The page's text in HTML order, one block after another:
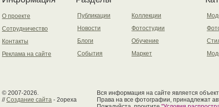
О проекте
Сотрудничество
Контакты
Реклама на сайте
Публикации
Новости
Блоги
События
Коллекции
Фотостудии
Обучение
Маркет
© 2007-2026.
//Создание сайта - 2opexa
Вся информация на сайте является
Права на все фотографии, принадлежат